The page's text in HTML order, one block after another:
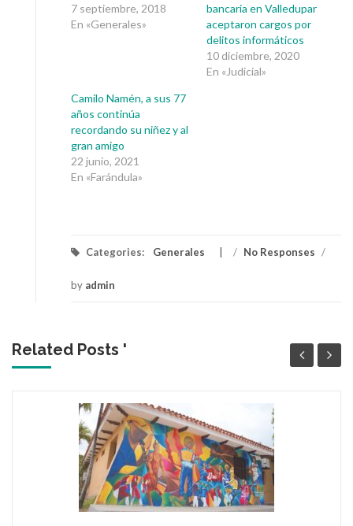
7 septiembre, 2018
En «Generales»
bancaria en Valledupar
aceptaron cargos por
delitos informáticos
10 diciembre, 2020
En «Judicial»
Camilo Namén, a sus 77
años continúa
recordando su niñez y al
gran amigo
22 junio, 2021
En «Farándula»
Categories: Generales / No Responses /
by admin
Related Posts '